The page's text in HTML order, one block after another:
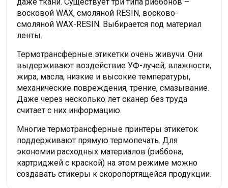
восковой WAX, смоляной RESIN, восково-
смоляной WAX-RESIN. Выбирается под материал
ленты.
Термотрансферные этикетки очень живучи. Они
выдерживают воздействие УФ-лучей, влажности,
жира, масла, низкие и высокие температуры,
механические повреждения, трение, смазывание.
Даже через несколько лет сканер без труда
считает с них информацию.
Многие термотрансферные принтеры этикеток
поддерживают прямую термопечать. Для
экономии расходных материалов (риббона,
картриджей с краской) на этом режиме можно
создавать стикеры к скоропортящейся продукции.